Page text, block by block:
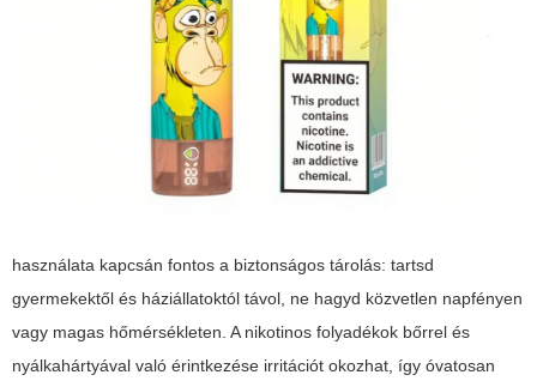
használata kapcsán fontos a biztonságos tárolás: tartsd
gyermekektől és háziállatoktól távol, ne hagyd közvetlen napfényen
vagy magas hőmérsékleten. A nikotinos folyadékok bőrrel és
nyálkahártyával való érintkezése irritációt okozhat, így óvatosan